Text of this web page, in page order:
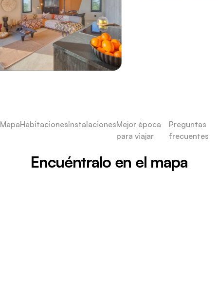
MapaHabitacionesInstalacionesMejor época
para viajar
Preguntas
frecuentes
Encuéntralo en el mapa